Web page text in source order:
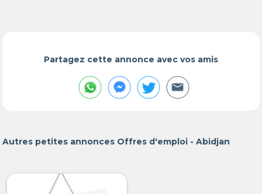
Partagez cette annonce avec vos amis
Autres petites annonces Offres d'emploi - Abidjan